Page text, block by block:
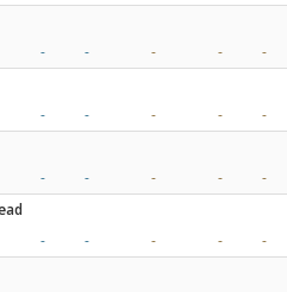
- - - -
-
- - - -
-
- - - -
-
- - - -
-